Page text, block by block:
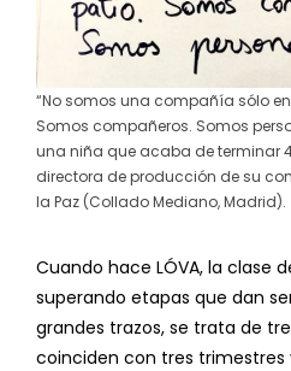
“No somos una compañía sólo
Somos compañeros. Somos
una niña que acaba de terminar
directora de producción de su
la Paz (Collado Mediano, Madrid).
Cuando hace LÓVA, la clase
superando etapas que dan
grandes trazos, se trata de
coinciden con tres trimestres